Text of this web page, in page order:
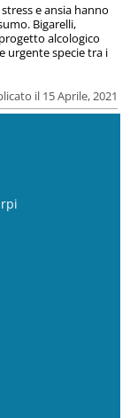
il 15 Aprile, 2021
e ansia hanno
Bigarelli,
alcologico
urgente specie tra i